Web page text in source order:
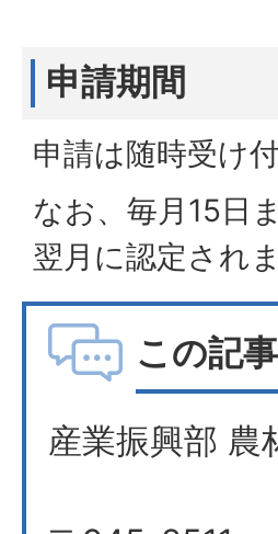
申請期間
申請は随時受け
なお、毎月15日
翌月に認定されま
この記
産業振興部 農